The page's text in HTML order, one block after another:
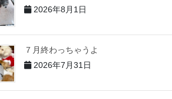
2026年8月1日
７月終わっちゃうよ
2026年7月31日